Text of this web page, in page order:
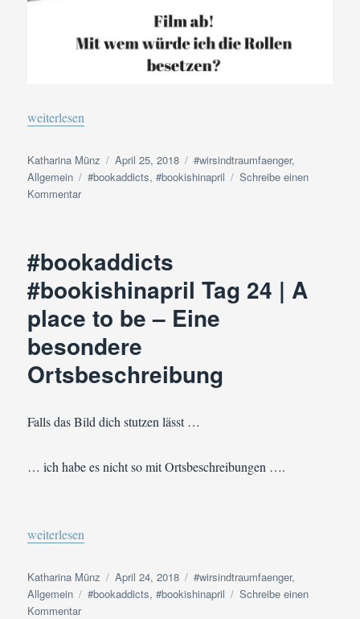
„#bookaddicts #bookishinapril Tag 25 | Film ab! Mit wem würde
weiterlesen
Autor
Katharina Münz
Veröffentlicht
am
April 25, 2018 Kategorien
#wirsindtraumfaenger,
Allgemein
Schlagwörter
#bookaddicts,#bookishinapril
Schreibe einen
Kommentarzu
25
Film
ab!
Mit
wem
ich
besetzen?
#bookaddicts
#bookishinapril Tag 24 | A
place to be – Eine
besondere
Ortsbeschreibung
Falls das Bild dich stutzen lässt …
… ich habe es nicht so mit Ortsbeschreibungen ….
„#bookaddicts #bookishinapril Tag 24 | A place to be – Eine
weiterlesen
Autor
Katharina Münz
Veröffentlicht
am
April 24, 2018 Kategorien
#wirsindtraumfaenger,
Allgemein
Schlagwörter
#bookaddicts,#bookishinapril
Schreibe einen
Kommentarzu